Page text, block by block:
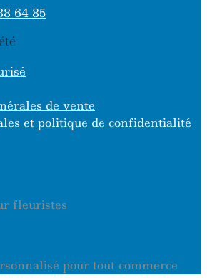
64 85
de vente
et politique de confidentialité
fleuristes
pour tout commerce